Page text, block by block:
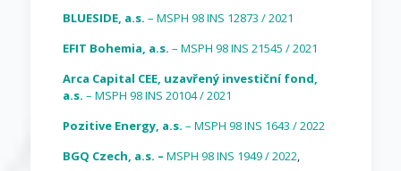
BLUESIDE, a.s. – MSPH 98 INS 12873 / 2021
EFIT Bohemia, a.s. – MSPH 98 INS 21545 / 2021
Arca Capital CEE, uzavřený investiční fond,
a.s. – MSPH 98 INS 20104 / 2021
Pozitive Energy, a.s. – MSPH 98 INS 1643 / 2022
BGQ Czech, a.s. – MSPH 98 INS 1949 / 2022,